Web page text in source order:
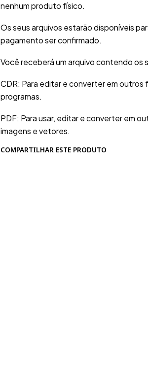
nenhum produto físico.
Os seus arquivos estarão disponíveis
pagamento ser confirmado.
Você receberá um arquivo contendo os
CDR: Para editar e converter em
programas.
PDF: Para usar, editar e converter em
imagens e vetores.
COMPARTILHAR ESTE PRODUTO